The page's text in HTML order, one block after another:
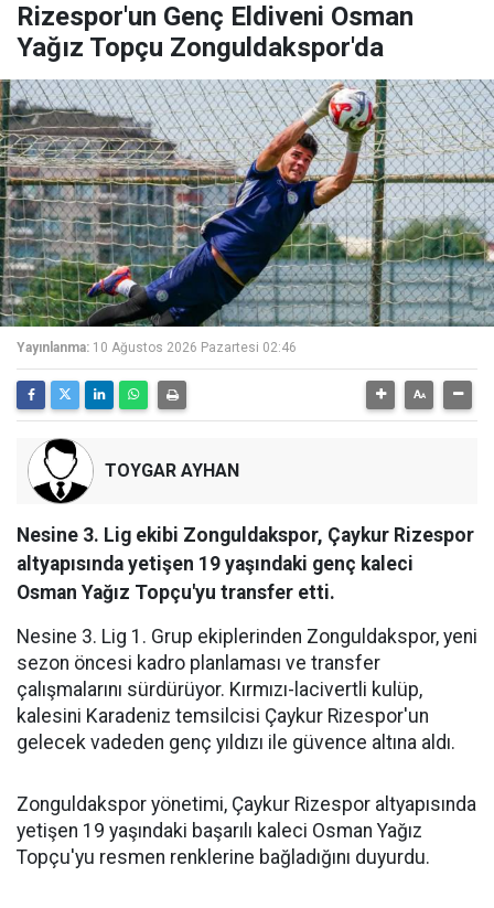
Rizespor'un Genç Eldiveni Osman
Yağız Topçu Zonguldakspor'da
Yayınlanma: 10 Ağustos 2026 Pazartesi 02:46
TOYGAR AYHAN
Nesine 3. Lig ekibi Zonguldakspor, Çaykur Rizespor
altyapısında yetişen 19 yaşındaki genç kaleci
Osman Yağız Topçu'yu transfer etti.
Nesine 3. Lig 1. Grup ekiplerinden Zonguldakspor, yeni
sezon öncesi kadro planlaması ve transfer
çalışmalarını sürdürüyor. Kırmızı-lacivertli kulüp,
kalesini Karadeniz temsilcisi Çaykur Rizespor'un
gelecek vadeden genç yıldızı ile güvence altına aldı.
Zonguldakspor yönetimi, Çaykur Rizespor altyapısında
yetişen 19 yaşındaki başarılı kaleci Osman Yağız
Topçu'yu resmen renklerine bağladığını duyurdu.